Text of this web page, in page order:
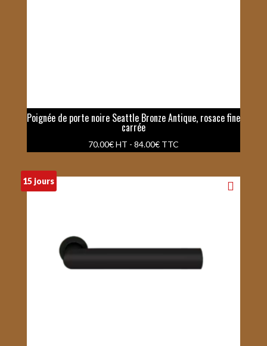
Poignée de porte noire Seattle Bronze Antique, rosace fine
carrée
70.00€HT - 84.00€TTC
15 jours